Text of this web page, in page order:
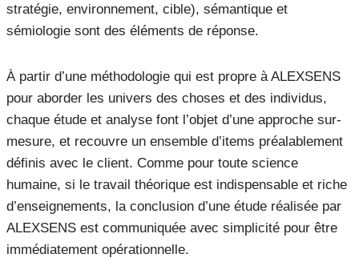
stratégie, environnement, cible), sémantique et
sémiologie sont des éléments de réponse.
À partir d’une méthodologie qui est propre à ALEXSENS
pour aborder les univers des choses et des individus,
chaque étude et analyse font l’objet d’une approche sur-
mesure, et recouvre un ensemble d’items préalablement
définis avec le client. Comme pour toute science
humaine, si le travail théorique est indispensable et riche
d’enseignements, la conclusion d’une étude réalisée par
ALEXSENS est communiquée avec simplicité pour être
immédiatement opérationnelle.